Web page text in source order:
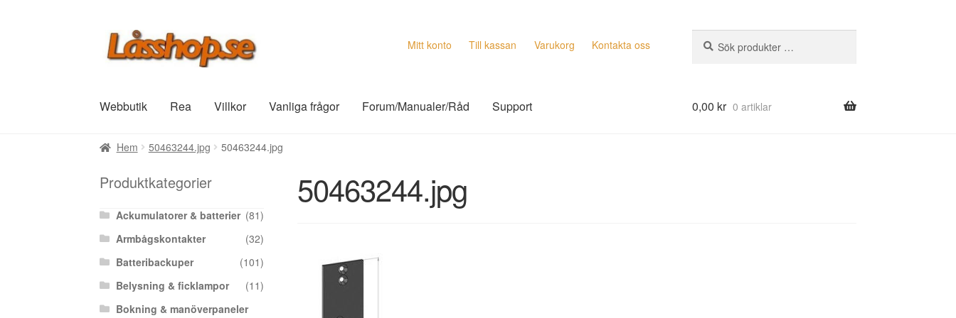
Hoppa
till
Hoppa
till
Mitt konto Till kassan Varukorg Kontakta oss
efter:
Webbutik Rea Villkor Vanliga frågor Forum/Manualer/Råd Support 0,00 kr 0 artiklar
Hem 50463244.jpg 50463244.jpg
50463244.jpg
Produktkategorier
Ackumulatorer & batterier (81)
Armbågskontakter
(32)
Batteribackuper
(101)
Belysning & ficklampor
(11)
Bokning & manöverpaneler